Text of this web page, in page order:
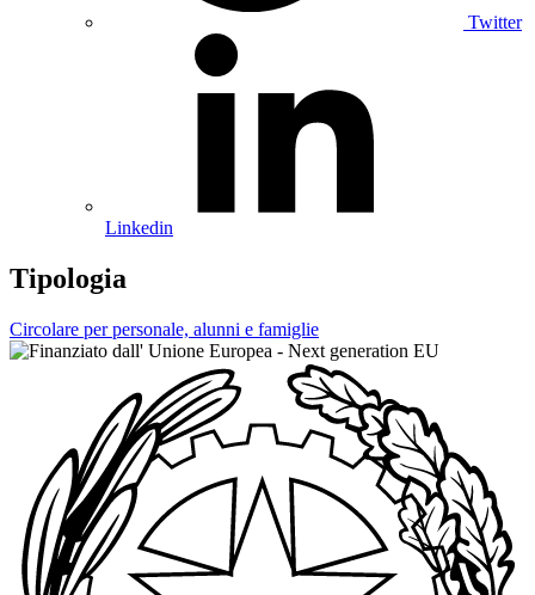
Twitter
Linkedin
Tipologia
Circolare per personale, alunni e famiglie